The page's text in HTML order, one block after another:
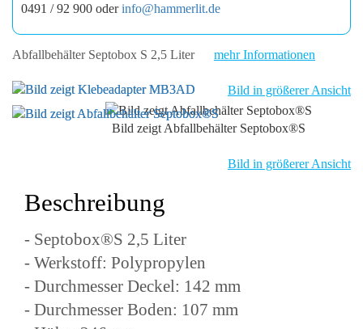
0491 / 92 900 oderinfo@hammerlit.de
Abfallbehälter Septobox S 2,5 Liter mehr Informationen
Bild in größerer Ansicht
Bild zeigt Abfallbehälter Septobox®S
Bild in größerer Ansicht
Beschreibung
- Septobox®S 2,5 Liter
- Werkstoff: Polypropylen
- Durchmesser Deckel: 142 mm
- Durchmesser Boden: 107 mm